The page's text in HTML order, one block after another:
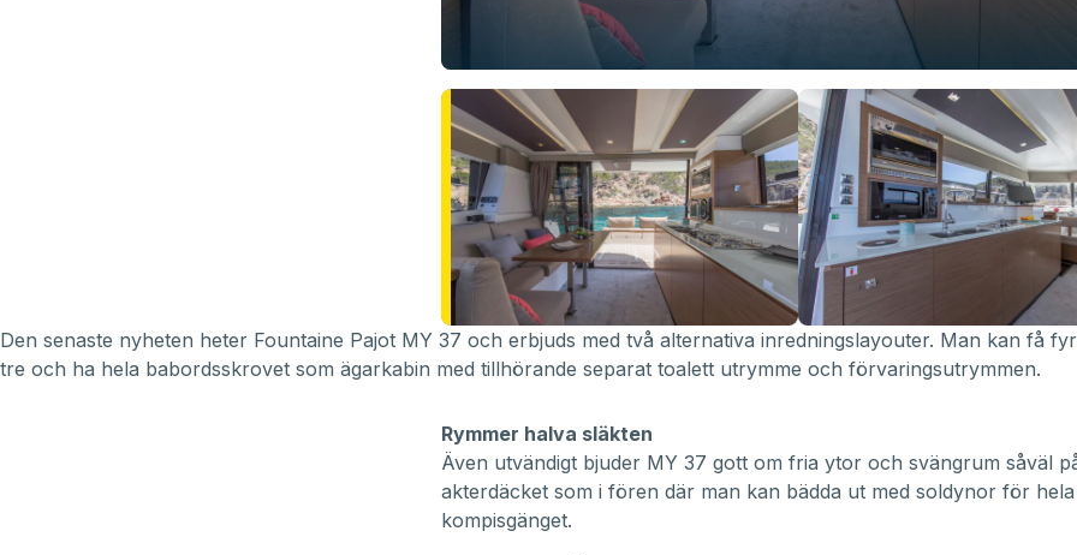
Den senaste nyheten heter Fountaine Pajot MY 37 och erbjuds med två alternativa inredningslayouter. Man kan få
tre och ha hela babordsskrovet som ägarkabin med tillhörande separat toalett utrymme och förvaringsutrymmen.
Rymmer halva släkten
Även utvändigt bjuder MY 37 gott om fria ytor och svängrum såväl
akterdäcket som i fören där man kan bädda ut med soldynor för hela
kompisgänget.